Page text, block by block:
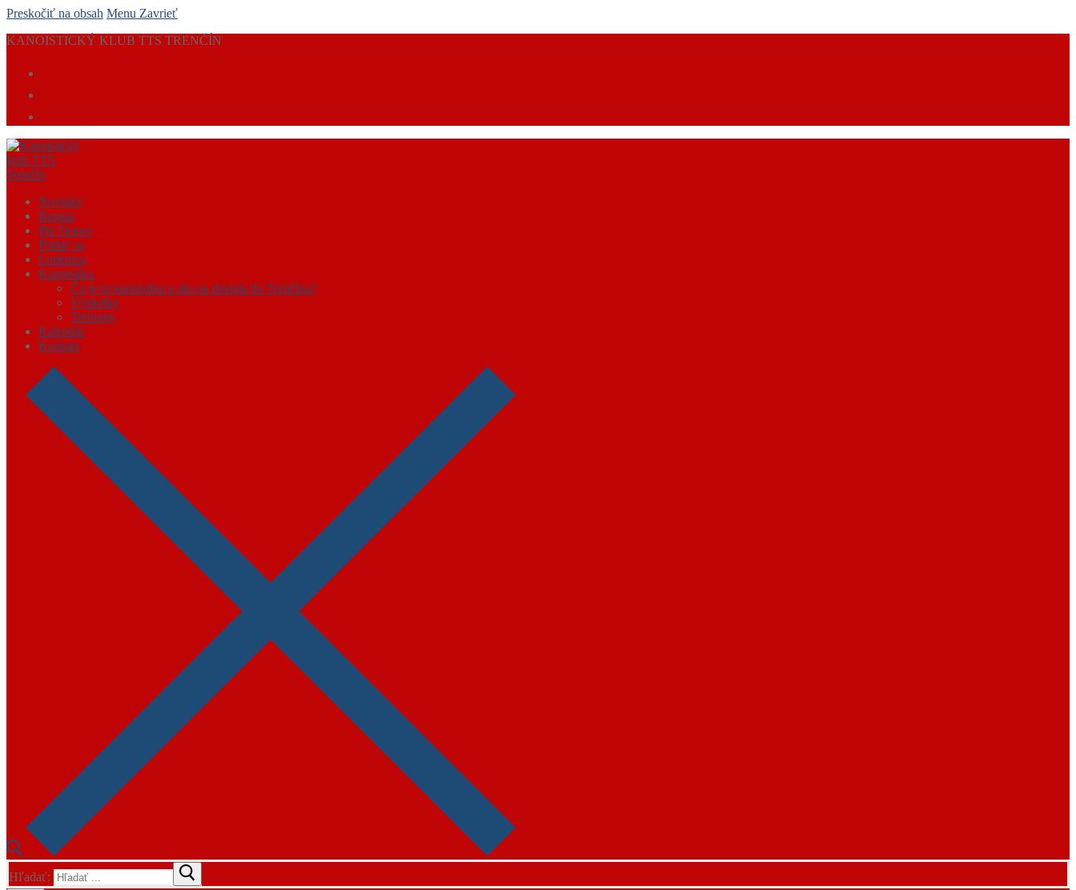
Preskočiť na obsah Menu Zavrieť
KANOISTICKÝ KLUB TTS TRENČÍN
Novinky
Regata
Pre členov
Pridať sa
Lodenica
Kanoistika
Čo je to kanoistika a ako sa dostala do Trenčína?
Výsledky
Tréningy
Kalendár
Kontakt
Hľadať: